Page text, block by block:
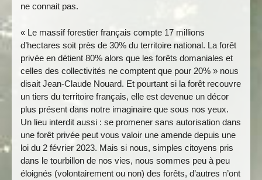
ne connait pas.
« Le massif forestier français compte 17 millions
d’hectares soit près de 30% du territoire national. La forêt
privée en détient 80% alors que les forêts domaniales et
celles des collectivités ne comptent que pour 20% » nous
disait Jean-Claude Nouard. Et pourtant si la forêt recouvre
un tiers du territoire français, elle est devenue un décor
plus présent dans notre imaginaire que sous nos yeux.
Un lieu interdit aussi : se promener sans autorisation dans
une forêt privée peut vous valoir une amende depuis une
loi du 2 février 2023. Mais si nous, simples citoyens pris
dans le tourbillon de nos vies, nous sommes peu à peu
éloignés (volontairement ou non) des forêts, d’autres n’ont